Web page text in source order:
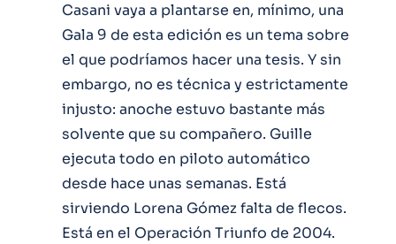
Casani vaya a plantarse en, mínimo, una
Gala 9 de esta edición es un tema sobre
el que podríamos hacer una tesis. Y sin
embargo, no es técnica y estrictamente
injusto: anoche estuvo bastante más
solvente que su compañero. Guille
ejecuta todo en piloto automático
desde hace unas semanas. Está
sirviendo Lorena Gómez falta de flecos.
Está en el Operación Triunfo de 2004.